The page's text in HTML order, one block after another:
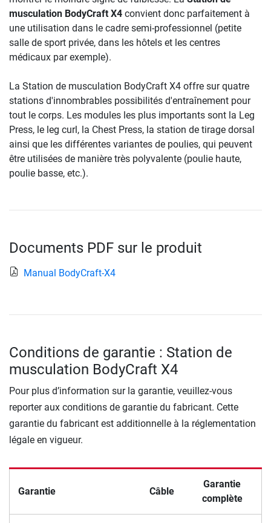
musculation BodyCraft X4 convient donc parfaitement à
une utilisation dans le cadre semi-professionnel (petite
salle de sport privée, dans les hôtels et les centres
médicaux par exemple).
La Station de musculation BodyCraft X4 offre sur quatre
stations d'innombrables possibilités d'entraînement pour
tout le corps. Les modules les plus importants sont la Leg
Press, le leg curl, la Chest Press, la station de tirage dorsal
ainsi que les différentes variantes de poulies, qui peuvent
être utilisées de manière très polyvalente (poulie haute,
poulie basse, etc.).
Documents PDF sur le produit
Manual BodyCraft-X4
Conditions de garantie : Station de
musculation BodyCraft X4
Pour plus d’information sur la garantie, veuillez-vous
reporter aux conditions de garantie du fabricant. Cette
garantie du fabricant est additionnelle à la réglementation
légale en vigueur.
Garantie Câble
Garantie
complète